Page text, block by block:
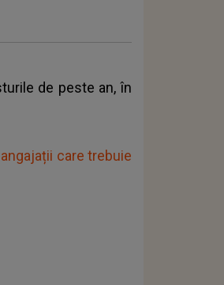
de peste an, în
care trebuie